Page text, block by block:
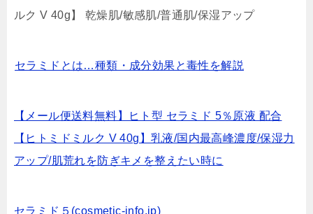
ルク V 40g】 乾燥肌/敏感肌/普通肌/保湿アップ
セラミドとは…種類・成分効果と毒性を解説
【メール便送料無料】ヒト型 セラミド 5％原液 配合
【ヒトミドミルク V 40g】乳液/国内最高峰濃度/保湿力
アップ/肌荒れを防ぎキメを整えたい時に
セラミド５(cosmetic-info.jp)